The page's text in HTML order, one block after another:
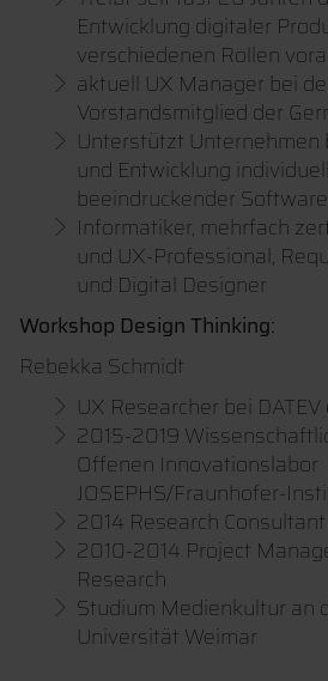
Entwicklung digitaler
verschiedenen Rollen
aktuell UX Manager bei
Vorstandsmitglied der
Unterstützt Unternehmen
und Entwicklung
beeindruckender
Informatiker, mehrfach
und UX-Professional,
und Digital Designer
Workshop Design Thinking:
Rebekka Schmidt
UX Researcher bei DATEV
2015-2019
Offenen Innovationslabor
JOSEPHS/Fraunhofer-
2014 Research
2010-2014 Project
Research
Studium Medienkultur an
Universität Weimar